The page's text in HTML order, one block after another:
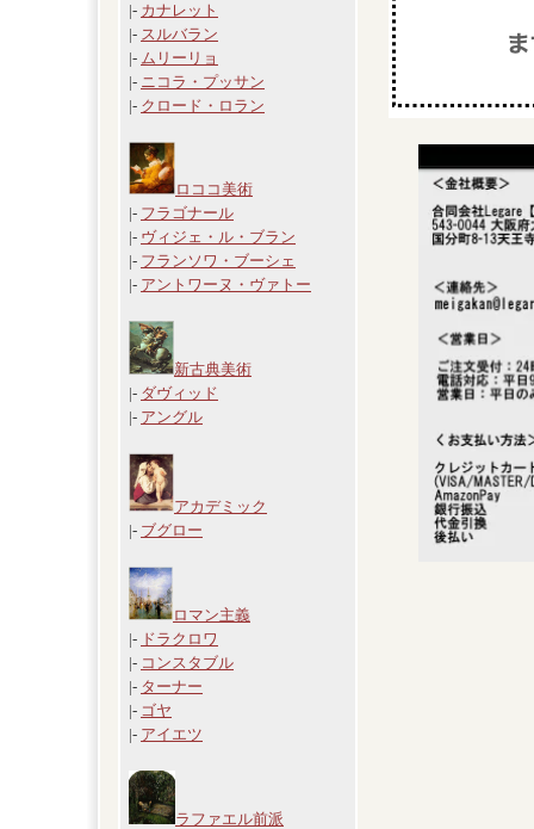
|- カナレット
|- スルバラン
|- ムリーリョ
|- ニコラ・プッサン
|- クロード・ロラン
ロココ美術
|- フラゴナール
|- ヴィジェ・ル・ブラン
|- フランソワ・ブーシェ
|- アントワーヌ・ヴァトー
新古典美術
|- ダヴィッド
|- アングル
アカデミック
|- ブグロー
ロマン主義
|- ドラクロワ
|- コンスタブル
|- ターナー
|- ゴヤ
|- アイエツ
ラファエル前派